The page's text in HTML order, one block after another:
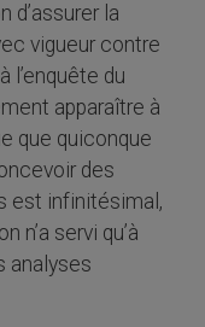
d’assurer la
vigueur contre
l’enquête du
apparaître à
que quiconque
des
est infinitésimal,
n’a servi qu’à
analyses